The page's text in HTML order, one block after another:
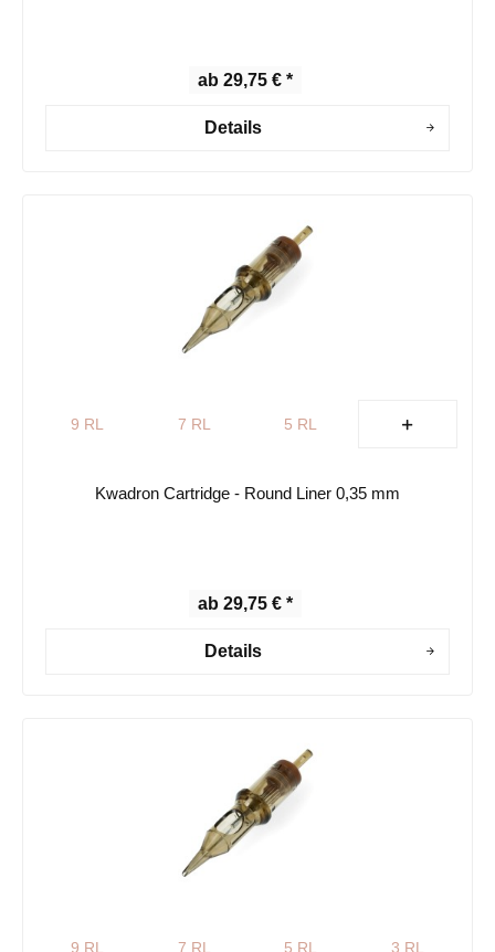
ab 29,75 € *
Details
9 RL 7 RL 5 RL
Kwadron Cartridge - Round Liner 0,35 mm
ab 29,75 € *
Details
9 RL 7 RL 5 RL 3 RL